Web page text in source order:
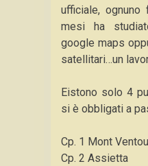
ufficiale,
mesi ha
google maps
satellitari…un
Eistono solo 4
si è obbligati a
Cp. 1 Mont
Cp. 2 Assietta